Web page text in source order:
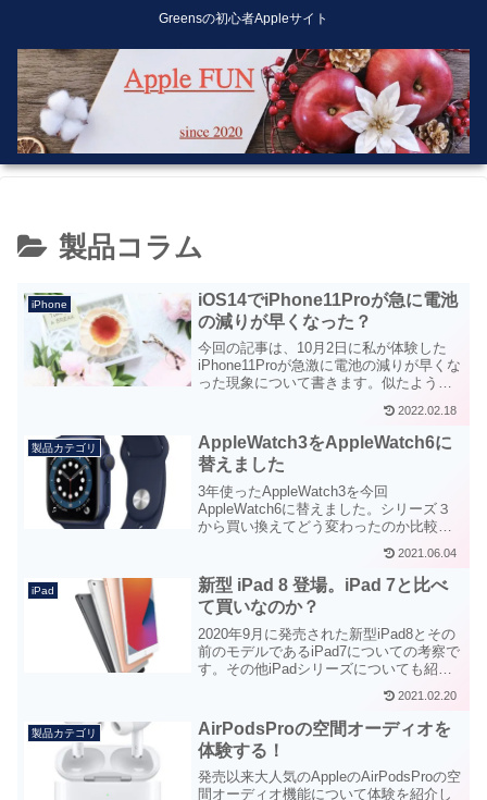
Greensの初心者Appleサイト
製品コラム
iPhone
iOS14でiPhone11Proが急に電池
の減りが早くなった？
今回の記事は、10月2日に私が体験した
iPhone11Proが急激に電池の減りが早くな
った現象について書きます。似たような
2022.02.18
製品カテゴリ
AppleWatch3をAppleWatch6に
替えました
3年使ったAppleWatch3を今回
AppleWatch6に替えました。シリーズ３
から買い換えてどう変わったのか比較を
2021.06.04
iPad
新型 iPad 8 登場。iPad 7と比べ
て買いなのか？
2020年9月に発売された新型iPad8とその
前のモデルであるiPad7についての考察で
す。その他iPadシリーズについても紹介
2021.02.20
製品カテゴリ
AirPodsProの空間オーディオを
体験する！
発売以来大人気のAppleのAirPodsProの空
間オーディオ機能について体験を紹介し